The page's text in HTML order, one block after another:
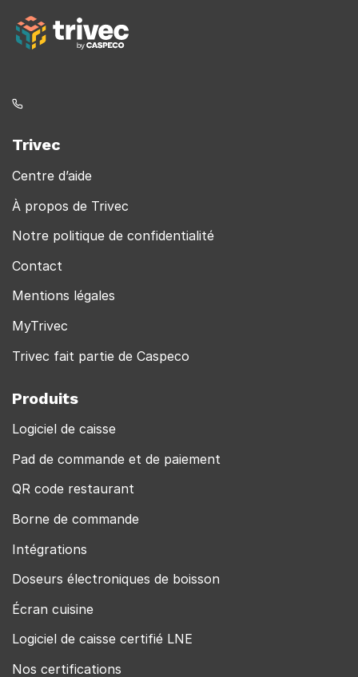
Trivec
Centre d’aide
À propos de Trivec
Notre politique de confidentialité
Contact
Mentions légales
MyTrivec
Trivec fait partie de Caspeco
Produits
Logiciel de caisse
Pad de commande et de paiement
QR code restaurant
Borne de commande
Intégrations
Doseurs électroniques de boisson
Écran cuisine
Logiciel de caisse certifié LNE
Nos certifications